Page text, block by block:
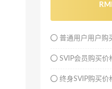
普通用户用户购
SVIP会员购买价
终身SVIP购买价